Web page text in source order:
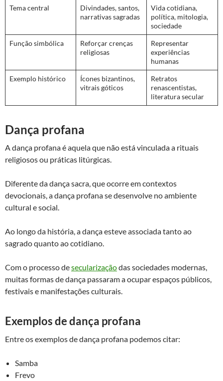
Tema central
Divindades, santos,
narrativas sagradas
Vida cotidiana,
política, mitologia,
sociedade
Função simbólica
Reforçar crenças
religiosas
Representar
experiências
humanas
Exemplo histórico
Ícones bizantinos,
vitrais góticos
Retratos
renascentistas,
literatura secular
Dança profana
A dança profana é aquela que não está vinculada a rituais
religiosos ou práticas litúrgicas.
Diferente da dança sacra, que ocorre em contextos
devocionais, a dança profana se desenvolve no ambiente
cultural e social.
Ao longo da história, a dança esteve associada tanto ao
sagrado quanto ao cotidiano.
Com o processo desecularizaçãodas sociedades modernas,
muitas formas de dança passaram a ocupar espaços públicos,
festivais e manifestações culturais.
Exemplos de dança profana
Entre os exemplos de dança profana podemos citar:
Samba
Frevo